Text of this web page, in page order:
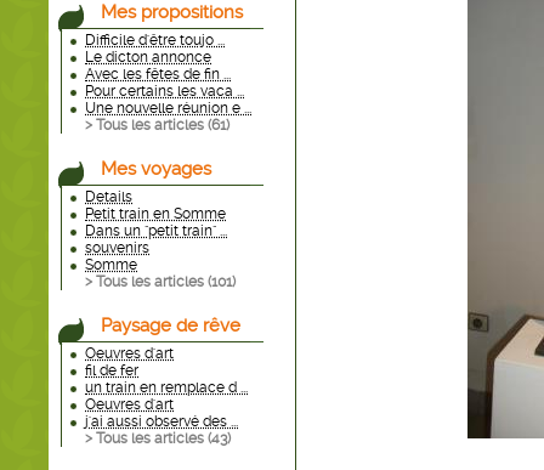
Mes propositions
Difficile d'être toujo ...
Le dicton annonce
Avec les fêtes de fin ...
Pour certains les vaca ...
Une nouvelle réunion e ...
> Tous les articles (61)
Mes voyages
Details
Petit train en Somme
Dans un "petit train" ...
souvenirs
Somme
> Tous les articles (101)
Paysage de rêve
Oeuvres d'art
fil de fer
un train en remplace d ...
Oeuvres d'art
j'ai aussi observé des ...
> Tous les articles (43)